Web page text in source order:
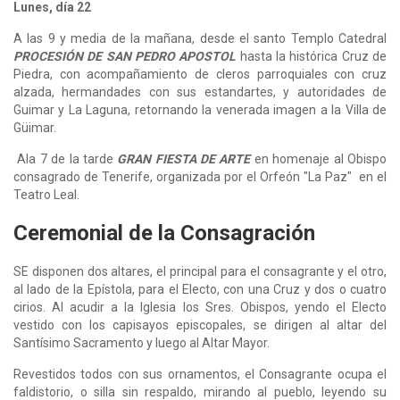
Lunes, día 22
A las 9 y media de la mañana, desde el santo Templo Catedral
PROCESIÓN DE SAN PEDRO APOSTOL hasta la histórica Cruz de
Piedra, con acompañamiento de cleros parroquiales con cruz
alzada, hermandades con sus estandartes, y autoridades de
Guimar y La Laguna, retornando la venerada imagen a la Villa de
Güimar.
Ala 7 de la tarde GRAN FIESTA DE ARTEen homenaje al Obispo
consagrado de Tenerife, organizada por el Orfeón "La Paz" en el
Teatro Leal.
Ceremonial de la Consagración
SE disponen dos altares, el principal para el consagrante y el otro,
al lado de la Epístola, para el Electo, con una Cruz y dos o cuatro
cirios. Al acudir a la Iglesia los Sres. Obispos, yendo el Electo
vestido con los capisayos episcopales, se dirigen al altar del
Santísimo Sacramento y luego al Altar Mayor.
Revestidos todos con sus ornamentos, el Consagrante ocupa el
faldistorio, o silla sin respaldo, mirando al pueblo, leyendo su